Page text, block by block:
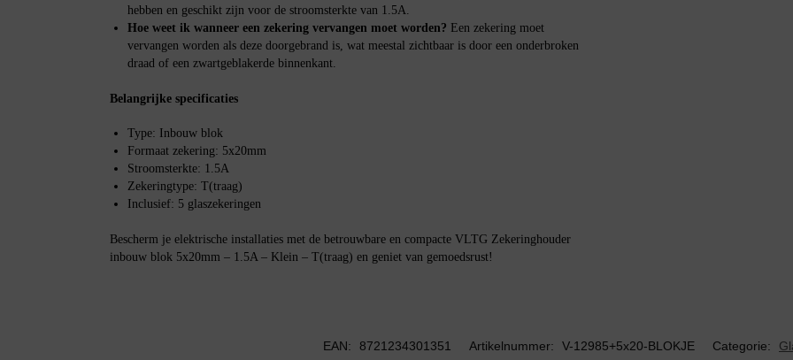
hebben en geschikt zijn voor de stroomsterkte van 1.5A.
Hoe weet ik wanneer een zekering vervangen moet worden? Een zekering moet
vervangen worden als deze doorgebrand is, wat meestal zichtbaar is door een onderbroken
draad of een zwartgeblakerde binnenkant.
Belangrijke specificaties
Type: Inbouw blok
Formaat zekering: 5x20mm
Stroomsterkte: 1.5A
Zekeringtype: T(traag)
Inclusief: 5 glaszekeringen
Bescherm je elektrische installaties met de betrouwbare en compacte VLTG Zekeringhouder
inbouw blok 5x20mm – 1.5A – Klein – T(traag) en geniet van gemoedsrust!
EAN: 8721234301351 Artikelnummer: V-12985+5x20-BLOKJE Categorie: